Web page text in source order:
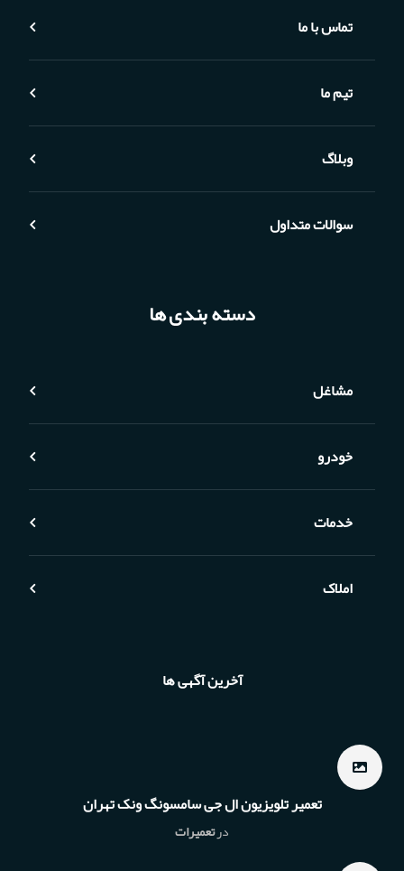
تماس با ما
تیم ما
وبلاگ
سوالات متداول
دسته بندی ها
مشاغل
خودرو
خدمات
املاک
آخرین آگهی ها
تعمیر تلویزیون ال جی سامسونگ ونک تهران
درتعمیرات